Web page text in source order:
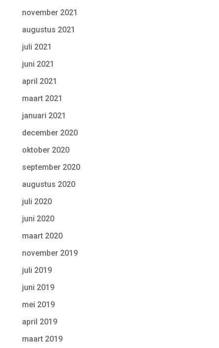
november 2021
augustus 2021
juli 2021
juni 2021
april 2021
maart 2021
januari 2021
december 2020
oktober 2020
september 2020
augustus 2020
juli 2020
juni 2020
maart 2020
november 2019
juli 2019
juni 2019
mei 2019
april 2019
maart 2019